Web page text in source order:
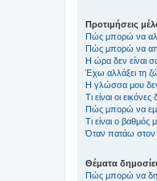
Προτιμήσεις
Πώς μπορώ να
Πώς μπορώ να
Η ώρα δεν είναι
Έχω αλλάξει τη
Η γλώσσα μου δεν
Τι είναι οι
Πώς μπορώ να
Τι είναι ο
Όταν πατάω στον
Θέματα
Πώς μπορώ να